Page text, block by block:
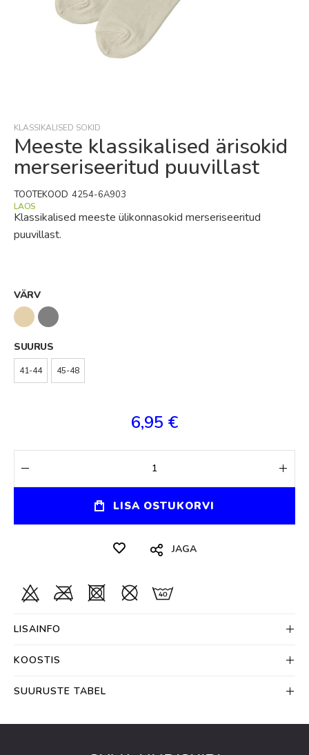
of
the
images
KLASSIKALISED SOKID
Meeste klassikalised ärisokid
merseriseeritud puuvillast
Klassikalised meeste ülikonnasokid merseriseeritud
puuvillast.
LAOS
TOOTEKOOD 4254-6A903
VÄRV
SUURUS
41-44 45-48
6,95 €
LISA OSTUKORVI
JAGA
LISAINFO
KOOSTIS
SUURUSTE TABEL